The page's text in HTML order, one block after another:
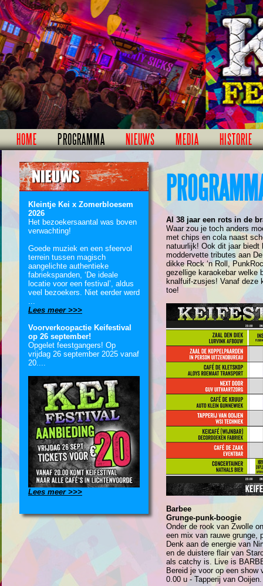
HOME PROGRAMMA NIEUWS MEDIA HISTORIE
Kleintje Kei x Zomerbloesem
2026
Het bezoekersaantal was boven
verwachting!
Goede muziek en een sfeervol
terrein tussen magisch
aangelichte authentieke
fabriekspanden, ‘De ideale
locatie voor een festival’, aldus
veel bezoekers. Niet eerder werd
...
Lees meer >>>
Voorverkoopactie Keifestival
op 26 september!
Opgelet feestgangers! Op
vrijdag 26 september 2025 vanaf
20....
Lees meer >>>
Al 38 jaar een rots in de
Waar zou je toch anders
met chips en cola naast
natuurlijk! Ook dit jaar
moddervette tributes aan
dikke Rock ‘n Roll,
gezellige karaokebar welke
knalfuif-zusjes! Vanaf deze
toe!
Barbee
Grunge-punk-boogie
Onder de rook van Zwolle
een mix van rauwe grunge,
Denk aan de energie van
en de duistere flair van
als catchy is. Live is
Bereid je voor op een show
0.00 u - Tapperij van Ooijen.